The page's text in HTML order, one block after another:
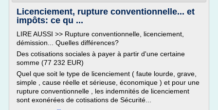
Licenciement, rupture conventionnelle... et
impôts: ce qu ...
LIRE AUSSI >> Rupture conventionnelle, licenciement,
démission... Quelles différences?
Des cotisations sociales à payer à partir d'une certaine
somme (77 232 EUR)
Quel que soit le type de licenciement ( faute lourde, grave,
simple , cause réelle et sérieuse, économique ) et pour une
rupture conventionnelle , les indemnités de licenciement
sont exonérées de cotisations de Sécurité...